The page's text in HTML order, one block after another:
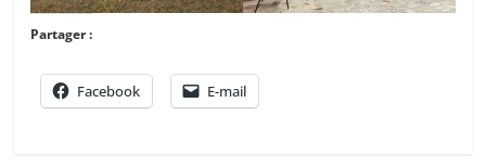
Partager :
Facebook E-mail